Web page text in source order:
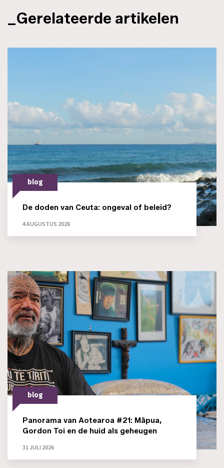
_Gerelateerde artikelen
blog
De doden van Ceuta: ongeval of beleid?
4 AUGUSTUS 2026
blog
Panorama van Aotearoa #21: Māpua,
Gordon Toi en de huid als geheugen
31 JULI 2026